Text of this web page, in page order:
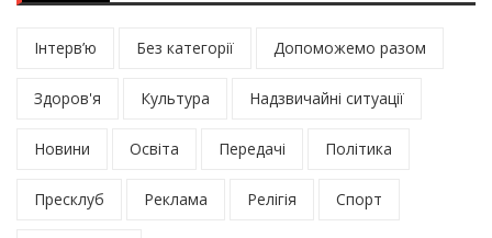
Інтерв’ю Без категорії Допоможемо разом
Здоров'я Культура Надзвичайні ситуації
Новини Освіта Передачі Політика
Пресклуб Реклама Релігія Спорт